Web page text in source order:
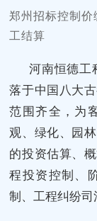
郑州招标控制
工结算
河南恒德工
落于中国八大
范围齐全，为
观、绿化、园
的投资估算、
程投资控制、
制、工程纠纷司